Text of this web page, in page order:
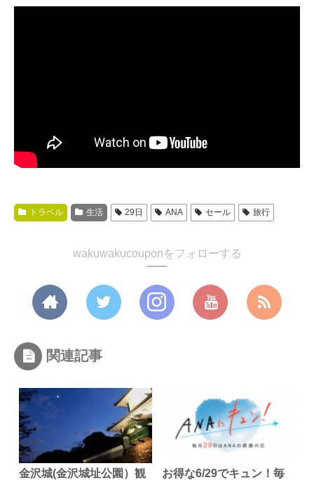
トラベル 生活 29日 ANA セール 旅行
wakuwakucouponをフォローする
関連記事
金沢城(金沢城址公園）観
お得な6/29でキュン！毎